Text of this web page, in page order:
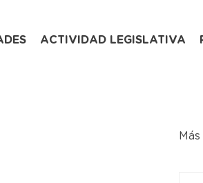
ACTIVIDAD LEGISLATIVA